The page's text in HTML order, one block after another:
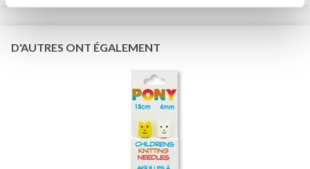
D'AUTRES ONT ÉGALEMENT